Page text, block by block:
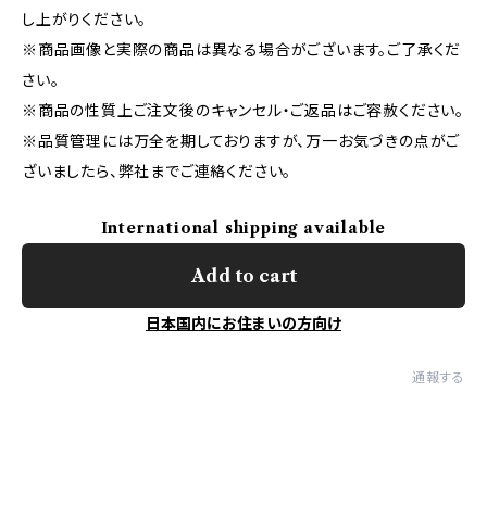
し上がりください。
※商品画像と実際の商品は異なる場合がございます。ご了承くだ
さい。
※商品の性質上ご注文後のキャンセル・ご返品はご容赦ください。
※品質管理には万全を期しておりますが、万一お気づきの点がご
ざいましたら、弊社までご連絡ください。
International shipping available
Add to cart
日本国内にお住まいの方向け
通報する